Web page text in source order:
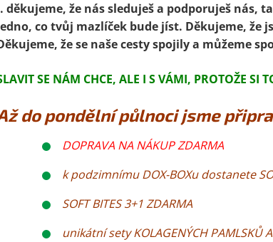
děkujeme, že nás sleduješ a podporuješ nás,
co tvůj mazlíček bude jíst. Děkujeme, že
že se naše cesty spojily a můžeme
SE NÁM CHCE, ALE I S VÁMI, PROTOŽE SI
do pondělní půlnoci jsme
DOPRAVA NA NÁKUP ZDARMA
k podzimnímu DOX-BOXu dostanete
SOFT BITES 3+1 ZDARMA
unikátní sety KOLAGENÝCH PAMLSKŮ